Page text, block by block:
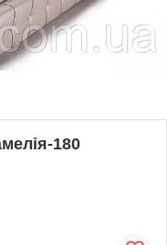
180